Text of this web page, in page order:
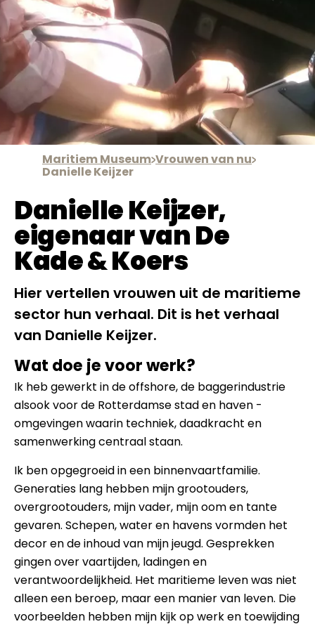
Maritiem Museum Vrouwen van nu
Danielle Keijzer
Danielle Keijzer,
eigenaar van De
Kade & Koers
Hier vertellen vrouwen uit de maritieme
sector hun verhaal. Dit is het verhaal
van Danielle Keijzer.
Wat doe je voor werk?
Ik heb gewerkt in de offshore, de baggerindustrie
alsook voor de Rotterdamse stad en haven -
omgevingen waarin techniek, daadkracht en
samenwerking centraal staan.
Ik ben opgegroeid in een binnenvaartfamilie.
Generaties lang hebben mijn grootouders,
overgrootouders, mijn vader, mijn oom en tante
gevaren. Schepen, water en havens vormden het
decor en de inhoud van mijn jeugd. Gesprekken
gingen over vaartijden, ladingen en
verantwoordelijkheid. Het maritieme leven was niet
alleen een beroep, maar een manier van leven. Die
voorbeelden hebben mijn kijk op werk en toewijding